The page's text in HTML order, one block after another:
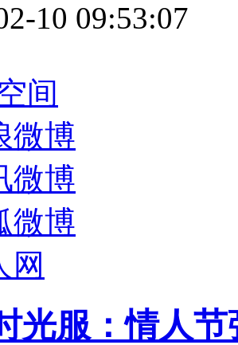
10 09:53:07
间
微博
微博
微博
网
光服：情人